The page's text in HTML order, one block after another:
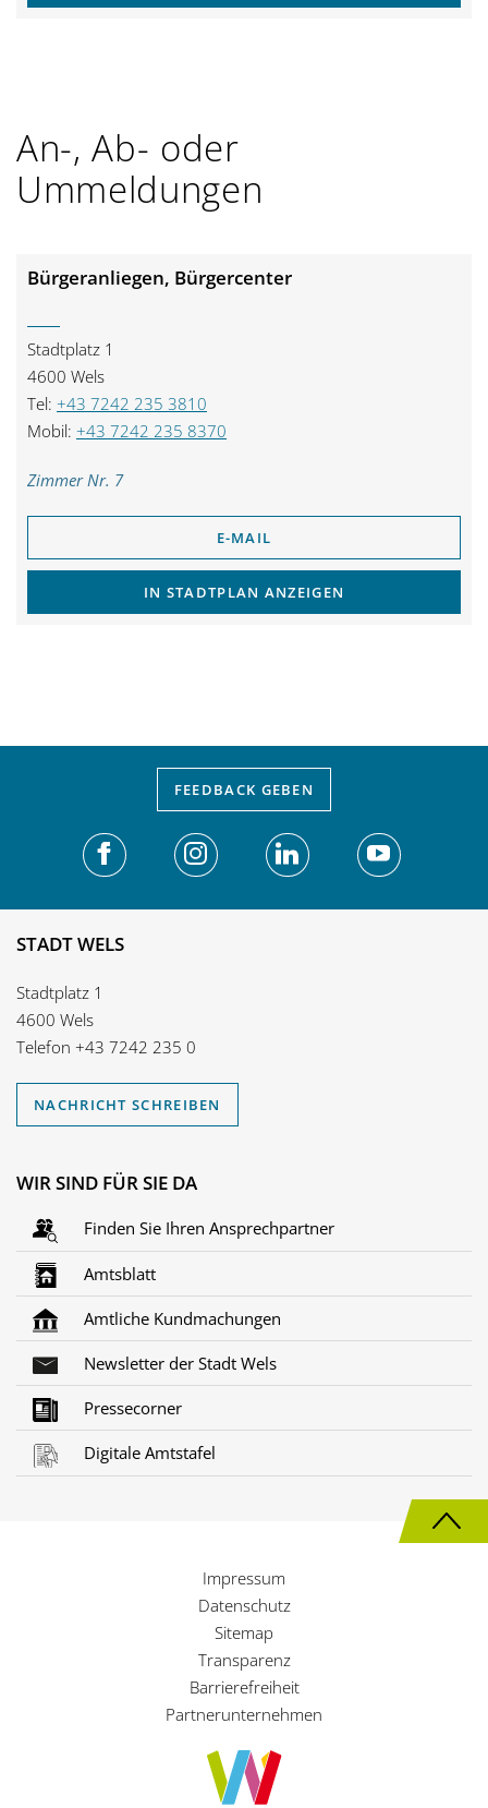
An-, Ab- oder
Ummeldungen
Bürgeranliegen, Bürgercenter
Stadtplatz 1
4600 Wels
Tel: +43 7242 235 3810
Mobil: +43 7242 235 8370
Zimmer Nr. 7
E-MAIL
IN STADTPLAN ANZEIGEN
FEEDBACK GEBEN
STADT WELS
Stadtplatz 1
4600 Wels
Telefon +43 7242 235 0
NACHRICHT SCHREIBEN
WIR SIND FÜR SIE DA
Finden Sie Ihren Ansprechpartner
Amtsblatt
Amtliche Kundmachungen
Newsletter der Stadt Wels
Pressecorner
Digitale Amtstafel
Impressum
Datenschutz
Sitemap
Transparenz
Barrierefreiheit
Partnerunternehmen